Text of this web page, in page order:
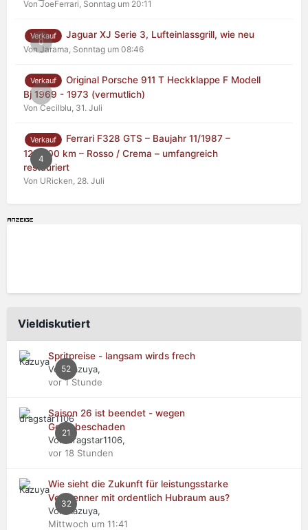
Von JoeFerrari, Sonntag um 20:11
0
Verkauf Jaguar XJ Serie 3, Lufteinlassgrill, wie neu
Von Jarama, Sonntag um 08:46
0
Verkauf
Original Porsche 911 T Heckklappe F Modell
Bj 1969 - 1973 (vermutlich)
Von Cecilblu, 31. Juli
4
Verkauf
Ferrari F328 GTS – Baujahr 11/1987 –
125.000 km – Rosso / Crema – umfangreich
restauriert
Von URicken, 28. Juli
Vieldiskutiert
52
Spritpreise - langsam wirds frech
Von Kazuya,
vor 1 Stunde
21
Saison 26 ist beendet - wegen
Getriebeschaden
Von dragstar1106,
vor 18 Stunden
32
Wie sieht die Zukunft für leistungsstarke
Verbrenner mit ordentlich Hubraum aus?
Von Kazuya,
Mittwoch um 11:41